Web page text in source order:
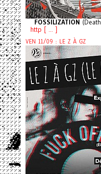
FOSSILIZATION
http [ ... ]
VEN 11/09 : LE Z À GZ